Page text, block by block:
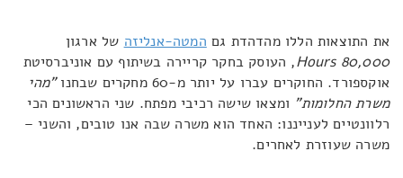
את התוצאות הללו מהדהדת גם המטה-אנליזה של ארגון
80,000
Hours, העוסק בחקר קריירה בשיתוף עם אוניברסיטת
אוקספורד. החוקרים עברו על יותר מ-60 מחקרים שבחנו
"מהי
משרת החלומות" ומצאו שישה רכיבי מפתח. שני הראשונים הכי
רלוונטיים לענייננו: האחד הוא משרה שבה אנו טובים, והשני –
משרה שעוזרת לאחרים.